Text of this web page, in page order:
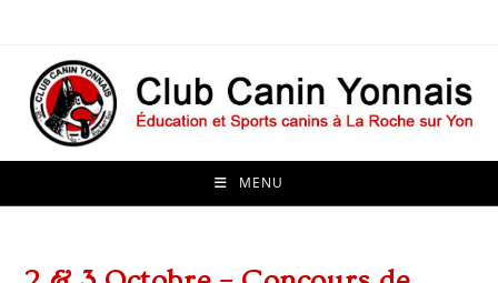
content
MENU